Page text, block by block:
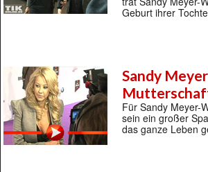
Geburt ihrer
Sandy
Für Sandy Meyer-
sein ein großer
das ganze Leben